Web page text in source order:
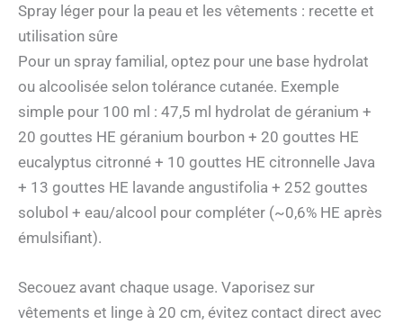
Spray léger pour la peau et les vêtements : recette et
utilisation sûre
Pour un spray familial, optez pour une base hydrolat
ou alcoolisée selon tolérance cutanée. Exemple
simple pour 100 ml : 47,5 ml hydrolat de géranium +
20 gouttes HE géranium bourbon + 20 gouttes HE
eucalyptus citronné + 10 gouttes HE citronnelle Java
+ 13 gouttes HE lavande angustifolia + 252 gouttes
solubol + eau/alcool pour compléter (~0,6% HE après
émulsifiant).
Secouez avant chaque usage. Vaporisez sur
vêtements et linge à 20 cm, évitez contact direct avec